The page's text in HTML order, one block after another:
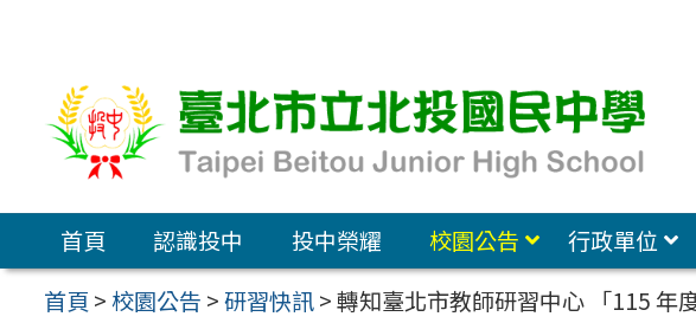
容
區
首頁 認識投中 投中榮耀 校園公告 行政單位
首頁 >校園公告 >研習快訊>轉知臺北市教師研習中心 「115 年